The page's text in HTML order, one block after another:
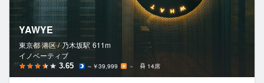
YAWYE
東京都 港区 / 乃木坂駅 611m
イノベーティブ
3.65 ～￥39,999 － 14席